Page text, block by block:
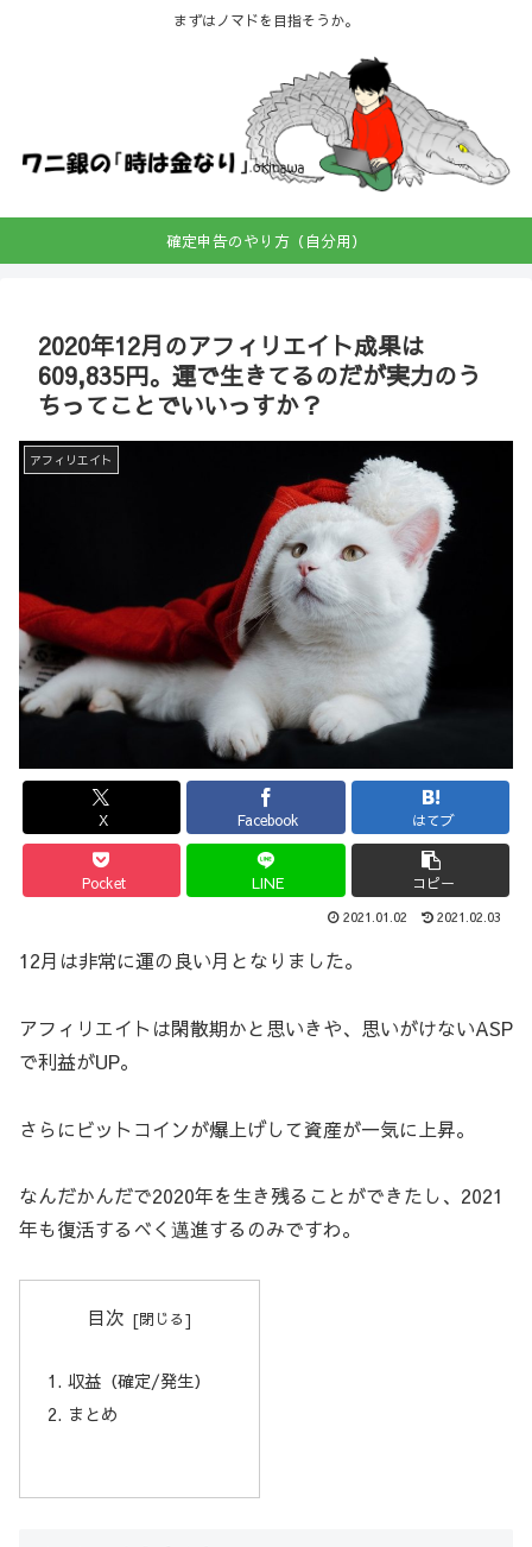
まずはノマドを目指そうか。
確定申告のやり方（自分用）
2020年12月のアフィリエイト成果は
609,835円。運で生きてるのだが実力のう
ちってことでいいっすか？
アフィリエイト
X Facebook はてブ
Pocket LINE コピー
2021.01.02 2021.02.03
12月は非常に運の良い月となりました。
アフィリエイトは閑散期かと思いきや、思いがけないASP
で利益がUP。
さらにビットコインが爆上げして資産が一気に上昇。
なんだかんだで2020年を生き残ることができたし、2021
年も復活するべく邁進するのみですわ。
目次
収益（確定/発生）
まとめ